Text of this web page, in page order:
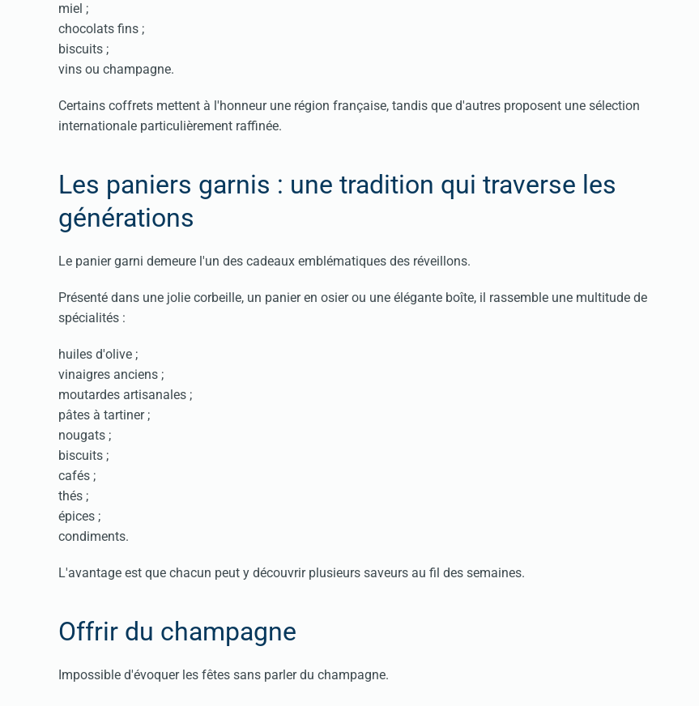
miel ;
chocolats fins ;
biscuits ;
vins ou champagne.
Certains coffrets mettent à l'honneur une région française, tandis que d'autres proposent une sélection
internationale particulièrement raffinée.
Les paniers garnis : une tradition qui traverse les
générations
Le panier garni demeure l'un des cadeaux emblématiques des réveillons.
Présenté dans une jolie corbeille, un panier en osier ou une élégante boîte, il rassemble une multitude de
spécialités :
huiles d'olive ;
vinaigres anciens ;
moutardes artisanales ;
pâtes à tartiner ;
nougats ;
biscuits ;
cafés ;
thés ;
épices ;
condiments.
L'avantage est que chacun peut y découvrir plusieurs saveurs au fil des semaines.
Offrir du champagne
Impossible d'évoquer les fêtes sans parler du champagne.